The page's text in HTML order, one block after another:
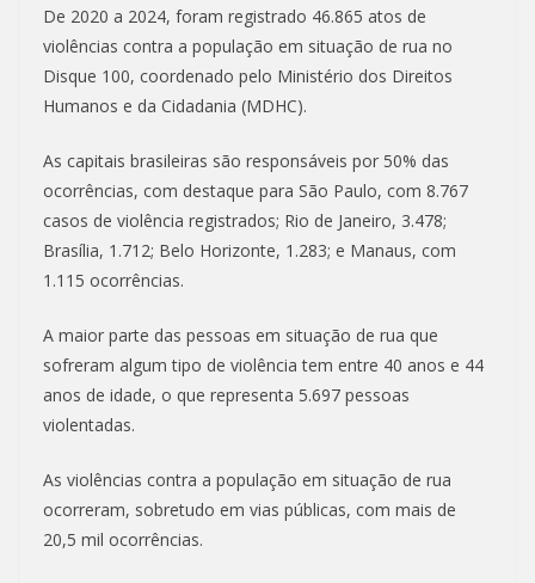
De 2020 a 2024, foram registrado 46.865 atos de
violências contra a população em situação de rua no
Disque 100, coordenado pelo Ministério dos Direitos
Humanos e da Cidadania (MDHC).
As capitais brasileiras são responsáveis por 50% das
ocorrências, com destaque para São Paulo, com 8.767
casos de violência registrados; Rio de Janeiro, 3.478;
Brasília, 1.712; Belo Horizonte, 1.283; e Manaus, com
1.115 ocorrências.
A maior parte das pessoas em situação de rua que
sofreram algum tipo de violência tem entre 40 anos e 44
anos de idade, o que representa 5.697 pessoas
violentadas.
As violências contra a população em situação de rua
ocorreram, sobretudo em vias públicas, com mais de
20,5 mil ocorrências.